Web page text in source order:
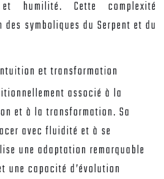
humilité. Cette complexité
symboliques du Serpent et du
et transformation
associé à la
et à la transformation. Sa
avec fluidité et à se
une adaptation remarquable
une capacité d’évolution